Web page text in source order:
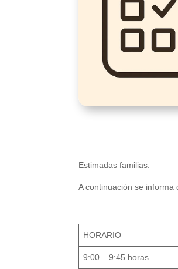
Estimadas familias.
A continuación se informa
HORARIO
9:00 – 9:45 horas